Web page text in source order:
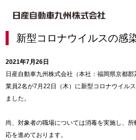
新型コロナウイルスの感
2021年7月26日
日産自動車九州株式会社（本社：福岡県京都
業員2名が7月22日（木）に新型コロナウイル
ました。
尚、対象者の職場については消毒を実施し、
応を進めております。